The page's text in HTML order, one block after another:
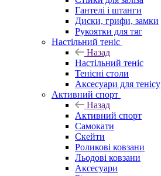
Гантелі і штанги
Диски, грифи, замки
Рукоятки для тяг
Настільний теніс
Назад
Настільний теніс
Тенісні столи
Аксесуари для тенісу
Активний спорт
Назад
Активний спорт
Самокати
Скейти
Роликові ковзани
Льодові ковзани
Аксесуари